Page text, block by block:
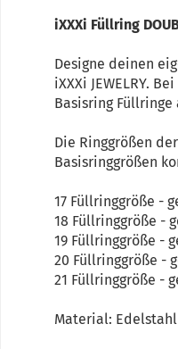
iXXXi Füllring
Designe deinen
iXXXi JEWELRY.
Basisring
Die Ringgrößen
Basisringgrößen
17 Füllringgröße -
18 Füllringgröße -
19 Füllringgröße -
20 Füllringgröße -
21 Füllringgröße -
Material: